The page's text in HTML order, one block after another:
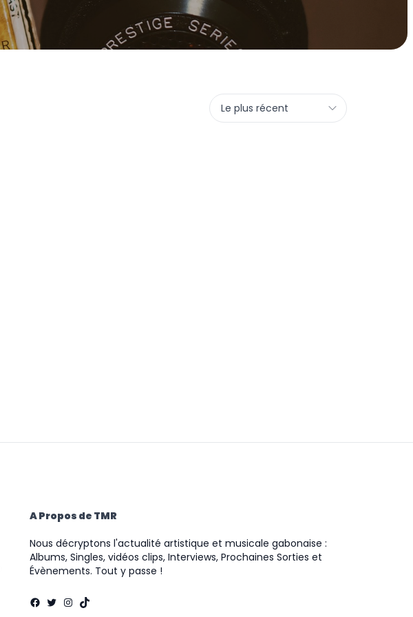
Le plus récent
A Propos de TMR
Nous décryptons l'actualité artistique et musicale gabonaise :
Albums, Singles, vidéos clips, Interviews, Prochaines Sorties et
Évènements. Tout y passe !
Facebook
Twitter
Instagram
TikTok